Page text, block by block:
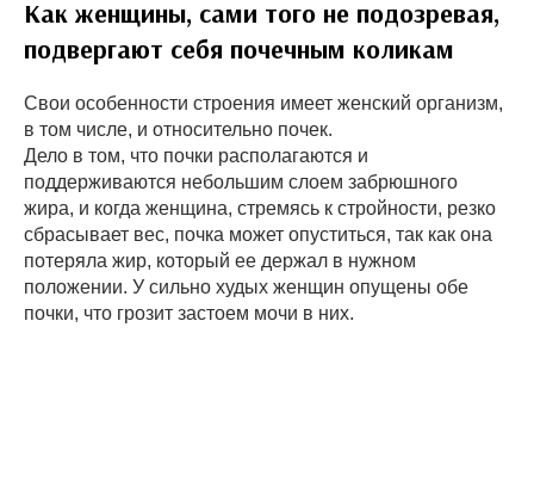
Как женщины, сами того не подозревая,
подвергают себя почечным коликам
Свои особенности строения имеет женский организм,
в том числе, и относительно почек.
Дело в том, что почки располагаются и
поддерживаются небольшим слоем забрюшного
жира, и когда женщина, стремясь к стройности, резко
сбрасывает вес, почка может опуститься, так как она
потеряла жир, который ее держал в нужном
положении. У сильно худых женщин опущены обе
почки, что грозит застоем мочи в них.